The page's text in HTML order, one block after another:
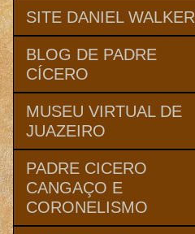
SITE DANIEL WALKER
BLOG DE PADRE
CÍCERO
MUSEU VIRTUAL DE
JUAZEIRO
PADRE CICERO
CANGAÇO E
CORONELISMO